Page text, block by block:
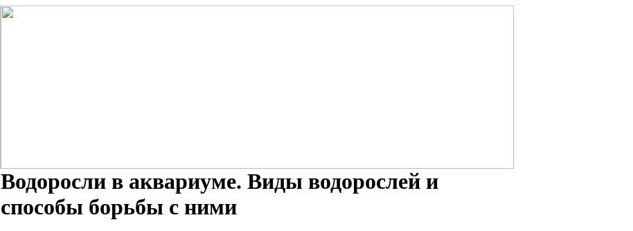
Водоросли в аквариуме. Виды водорослей и
способы борьбы с ними